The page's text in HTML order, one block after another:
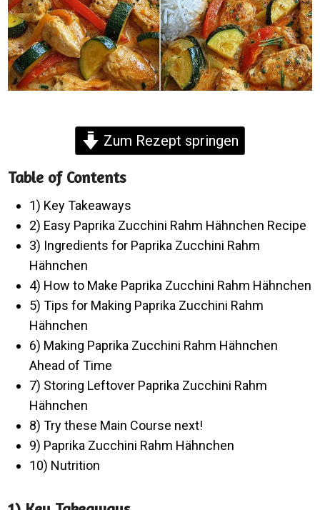
Zum Rezept springen
Table of Contents
1) Key Takeaways
2) Easy Paprika Zucchini Rahm Hähnchen Recipe
3) Ingredients for Paprika Zucchini Rahm
Hähnchen
4) How to Make Paprika Zucchini Rahm Hähnchen
5) Tips for Making Paprika Zucchini Rahm
Hähnchen
6) Making Paprika Zucchini Rahm Hähnchen
Ahead of Time
7) Storing Leftover Paprika Zucchini Rahm
Hähnchen
8) Try these Main Course next!
9) Paprika Zucchini Rahm Hähnchen
10) Nutrition